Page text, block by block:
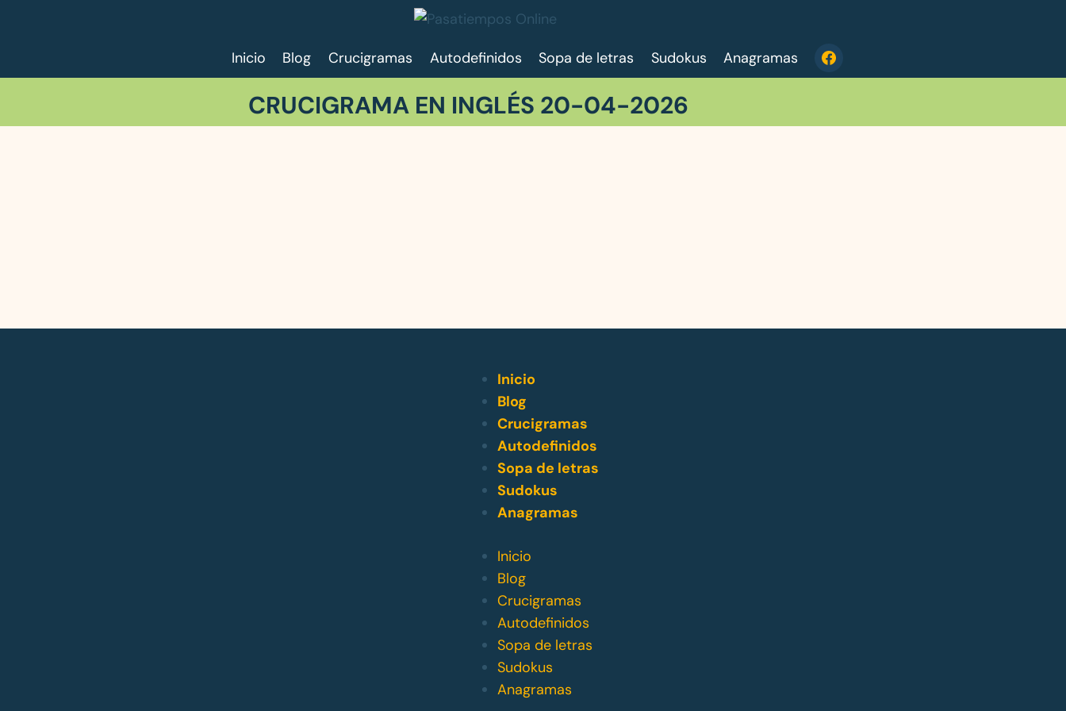
Inicio Blog Crucigramas Autodefinidos Sopa de letras Sudokus Anagramas
CRUCIGRAMA EN INGLÉS 20-04-2026
Inicio
Blog
Crucigramas
Autodefinidos
Sopa de letras
Sudokus
Anagramas
Inicio
Blog
Crucigramas
Autodefinidos
Sopa de letras
Sudokus
Anagramas